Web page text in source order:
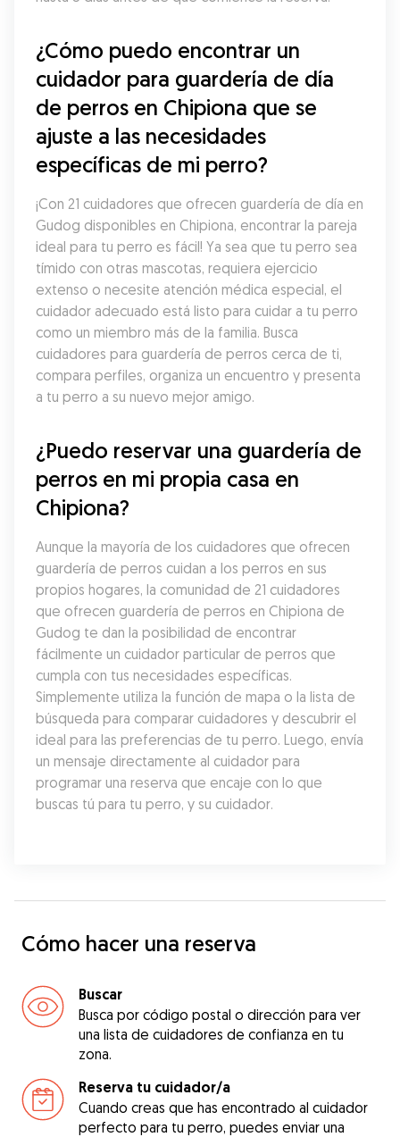
¿Cómo puedo encontrar un
cuidador para guardería de día
de perros en Chipiona que se
ajuste a las necesidades
específicas de mi perro?
¡Con 21 cuidadores que ofrecen guardería de día en
Gudog disponibles en Chipiona, encontrar la pareja
ideal para tu perro es fácil! Ya sea que tu perro sea
tímido con otras mascotas, requiera ejercicio
extenso o necesite atención médica especial, el
cuidador adecuado está listo para cuidar a tu perro
como un miembro más de la familia. Busca
cuidadores para guardería de perros cerca de ti,
compara perfiles, organiza un encuentro y presenta
a tu perro a su nuevo mejor amigo.
¿Puedo reservar una guardería de
perros en mi propia casa en
Chipiona?
Aunque la mayoría de los cuidadores que ofrecen
guardería de perros cuidan a los perros en sus
propios hogares, la comunidad de 21 cuidadores
que ofrecen guardería de perros en Chipiona de
Gudog te dan la posibilidad de encontrar
fácilmente un cuidador particular de perros que
cumpla con tus necesidades específicas.
Simplemente utiliza la función de mapa o la lista de
búsqueda para comparar cuidadores y descubrir el
ideal para las preferencias de tu perro. Luego, envía
un mensaje directamente al cuidador para
programar una reserva que encaje con lo que
buscas tú para tu perro, y su cuidador.
Cómo hacer una reserva
Buscar
Busca por código postal o dirección para ver
una lista de cuidadores de confianza en tu
zona.
Reserva tu cuidador/a
Cuando creas que has encontrado al cuidador
perfecto para tu perro, puedes enviar una